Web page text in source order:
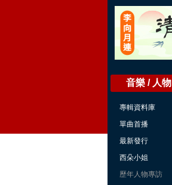
音樂 / 人物
專輯資料庫
單曲首播
最新發行
西朵小姐
歷年人物專訪